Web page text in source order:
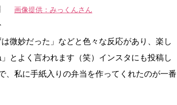
画像提供：みっくんさん
微妙だった」などと色々な反応があり、楽し
とよく言われます（笑）インスタにも投稿し
、私に手紙入りの弁当を作ってくれたのが一番